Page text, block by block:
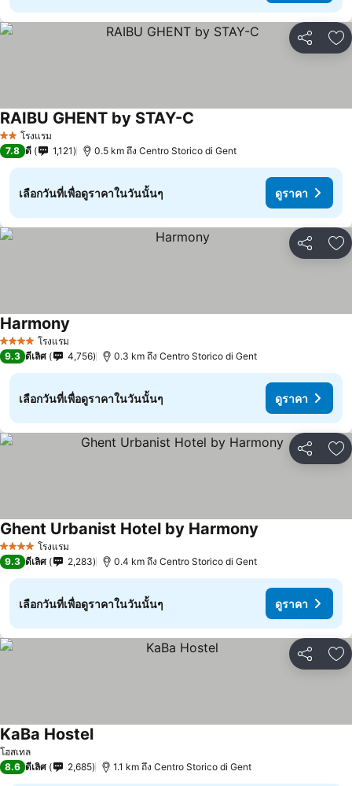
แชร์ เ
2 ดาวโรงแรม
RAIBU GHENT by STAY-C
7.8 ดี 1,121 0.5 km ถึง Centro Storico di Gent
เลือกวันที่เพื่อดูราคาในวันนั้นๆ ดูราคา
แชร์ เ
4 ดาว โรงแรม
Harmony
9.3 ดีเลิศ 4,756 0.3 km ถึง Centro Storico di Gent
เลือกวันที่เพื่อดูราคาในวันนั้นๆ ดูราคา
แชร์ เ
4 ดาว โรงแรม
Ghent Urbanist Hotel by Harmony
9.3 ดีเลิศ 2,283 0.4 km ถึง Centro Storico di Gent
เลือกวันที่เพื่อดูราคาในวันนั้นๆ ดูราคา
แชร์ เ
โฮสเทล
KaBa Hostel
8.6 ดีเลิศ 2,685 1.1 km ถึง Centro Storico di Gent